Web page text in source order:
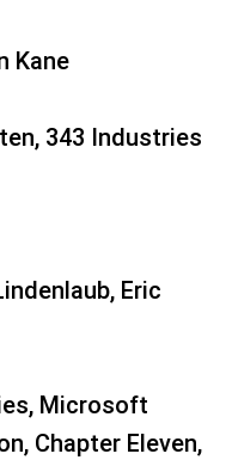
Kane
343 Industries
Eric
Microsoft
Chapter Eleven,